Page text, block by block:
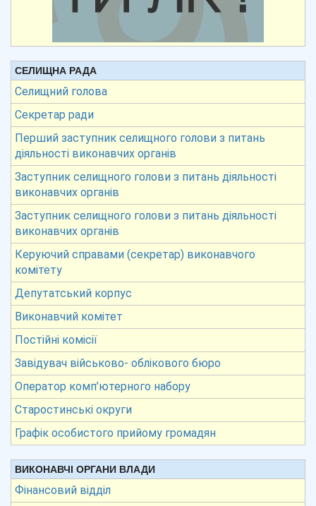
СЕЛИЩНА РАДА
Селищний голова
Секретар ради
Перший заступник селищного голови з питань
діяльності виконавчих органів
Заступник селищного голови з питань діяльності
виконавчих органів
Заступник селищного голови з питань діяльності
виконавчих органів
Керуючий справами (секретар) виконавчого
комітету
Депутатський корпус
Виконавчий комітет
Постійні комісії
Завідувач військово- облікового бюро
Оператор комп’ютерного набору
Старостинські округи
Графік особистого прийому громадян
ВИКОНАВЧІ ОРГАНИ ВЛАДИ
Фінансовий відділ